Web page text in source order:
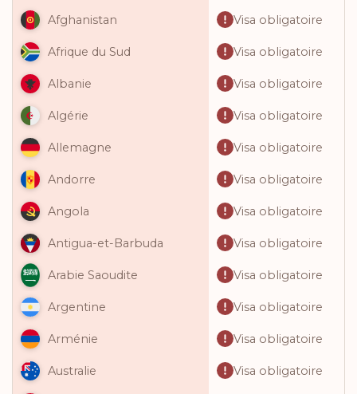
Afghanistan Visa obligatoire
Afrique du Sud Visa obligatoire
Albanie Visa obligatoire
Algérie Visa obligatoire
Allemagne Visa obligatoire
Andorre Visa obligatoire
Angola Visa obligatoire
Antigua-et-Barbuda Visa obligatoire
Arabie Saoudite Visa obligatoire
Argentine Visa obligatoire
Arménie Visa obligatoire
Australie Visa obligatoire